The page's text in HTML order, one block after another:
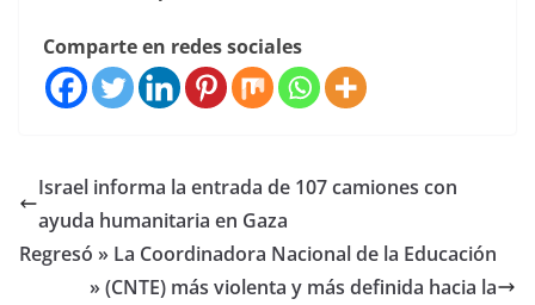
Comparte en redes sociales
Israel informa la entrada de 107 camiones con
ayuda humanitaria en Gaza
Regresó » La Coordinadora Nacional de la Educación
» (CNTE) más violenta y más definida hacia la